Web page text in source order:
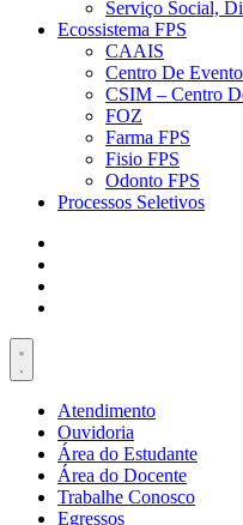
Serviço Social,
Ecossistema FPS
CAAIS
Centro De
CSIM – Centro
FOZ
Farma FPS
Fisio FPS
Odonto FPS
Processos Seletivos
Atendimento
Ouvidoria
Área do Estudante
Área do Docente
Trabalhe Conosco
Egressos